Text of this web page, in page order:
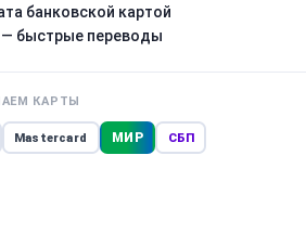
банковской картой
быстрые переводы
КАРТЫ
Mastercard МИР СБП